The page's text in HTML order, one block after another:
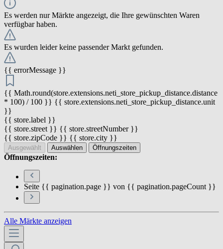
Es werden nur Märkte angezeigt, die Ihre gewünschten Waren
verfügbar haben.
Es wurden leider keine passender Markt gefunden.
{{ errorMessage }}
{{ Math.round(store.extensions.neti_store_pickup_distance.distance
* 100) / 100 }} {{ store.extensions.neti_store_pickup_distance.unit
}}
{{ store.label }}
{{ store.street }} {{ store.streetNumber }}
{{ store.zipCode }} {{ store.city }}
Ausgewählt Auswählen Öffnungszeiten
Öffnungszeiten:
Seite {{ pagination.page }} von {{ pagination.pageCount }}
Alle Märkte anzeigen